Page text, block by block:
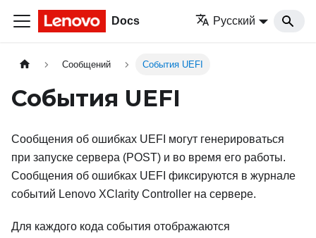
Docs Русский
Сообщений События UEFI
События UEFI
Сообщения об ошибках UEFI могут генерироваться
при запуске сервера (POST) и во время его работы.
Сообщения об ошибках UEFI фиксируются в журнале
событий Lenovo XClarity Controller на сервере.
Для каждого кода события отображаются